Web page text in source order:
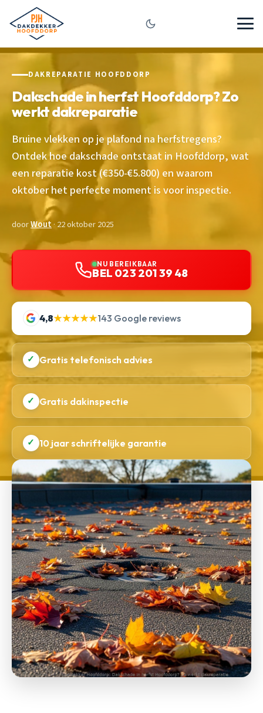
DAKREPARATIE HOOFDDORP
Dakschade in herfst Hoofddorp? Zo
werkt dakreparatie
Bruine vlekken op je plafond na herfstregens?
Ontdek hoe dakschade ontstaat in Hoofddorp, wat
een reparatie kost (€350-€5.800) en waarom
oktober het perfecte moment is voor inspectie.
doorWout· 22 oktober 2025
NU BEREIKBAAR
BEL 023 201 39 48
4,8★★★★★143 Google reviews
✓ Gratis telefonisch advies
✓ Gratis dakinspectie
✓ 10 jaar schriftelijke garantie